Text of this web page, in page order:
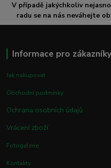
V případě jakýchkoliv
radu se na nás neváhejte
Informace pro zákazníky
Jak nakupovat
Obchodní podmínky
Ochrana osobních údajů
Vrácení zboží
Fotogalerie
Kontakty